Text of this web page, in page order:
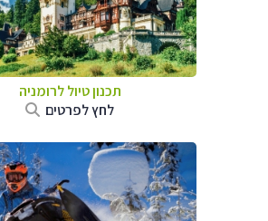
תכנון טיול לרומניה
לחץ לפרטים